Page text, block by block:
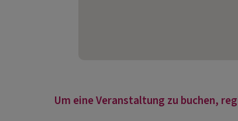
Um eine Veranstaltung zu buchen,